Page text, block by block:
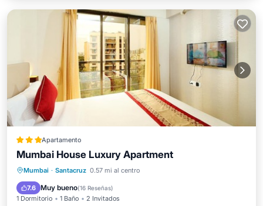
Apartamento
Mumbai House Luxury Apartment
Mumbai · Santacruz 0.57 mi al centro
7.6 Muy bueno(16 Reseñas)
1 Dormitorio 1 Baño 2 Invitados
Desayuno Aparcamiento
Aire acondicionado